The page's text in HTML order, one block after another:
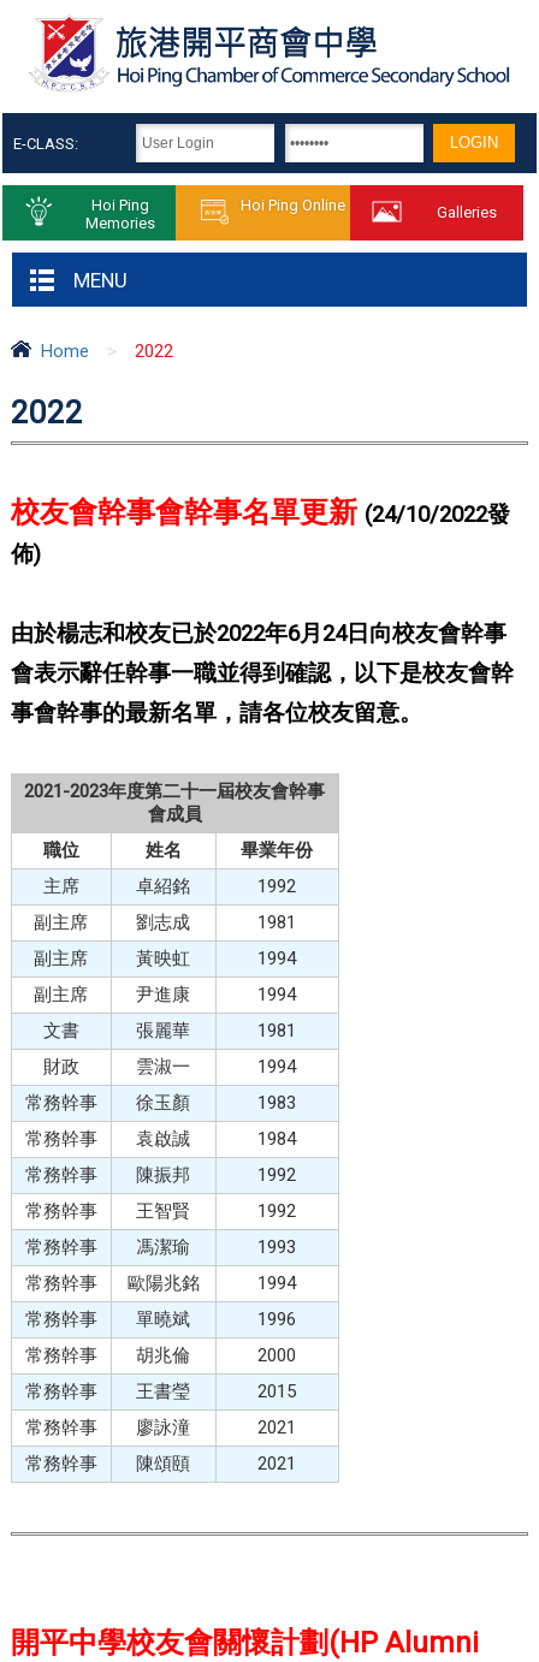
E-CLASS:
Hoi Ping
Memories
Hoi Ping Online Galleries
MENU
Home > 2022
2022
校友會幹事會幹事名單更新 (24/10/2022發
佈)
由於楊志和校友已於2022年6月24日向校友會幹事
會表示辭任幹事一職並得到確認，以下是校友會幹
事會幹事的最新名單，請各位校友留意。
2021-2023年度第二十一屆校友會幹事
會成員
職位
姓名
畢業年份
主席
卓紹銘
1992
副主席
劉志成
1981
副主席
黃映虹
1994
副主席
尹進康
1994
文書
張麗華
1981
財政
雲淑一
1994
常務幹事
徐玉顏
1983
常務幹事
袁啟誠
1984
常務幹事
陳振邦
1992
常務幹事
王智賢
1992
常務幹事
馮潔瑜
1993
常務幹事
歐陽兆銘
1994
常務幹事
單曉斌
1996
常務幹事
胡兆倫
2000
常務幹事
王書瑩
2015
常務幹事
廖詠潼
2021
常務幹事
陳頌頤 2021
開平中學校友會關懷計劃(HP Alumni